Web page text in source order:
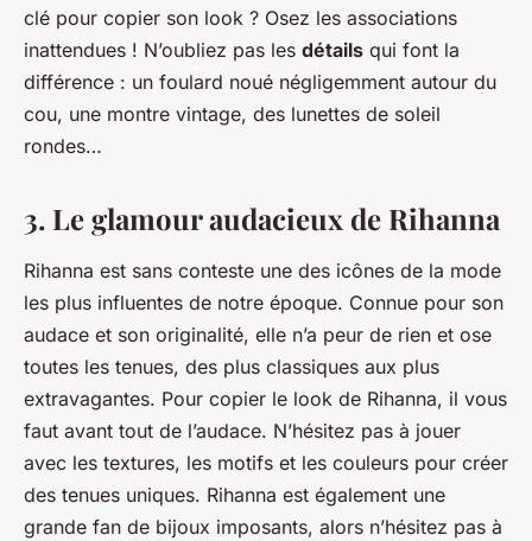
clé pour copier son look ? Osez les associations
inattendues ! N’oubliez pas les détails qui font la
différence : un foulard noué négligemment autour du
cou, une montre vintage, des lunettes de soleil
rondes…
3. Le glamour audacieux de Rihanna
Rihanna est sans conteste une des icônes de la mode
les plus influentes de notre époque. Connue pour son
audace et son originalité, elle n’a peur de rien et ose
toutes les tenues, des plus classiques aux plus
extravagantes. Pour copier le look de Rihanna, il vous
faut avant tout de l’audace. N’hésitez pas à jouer
avec les textures, les motifs et les couleurs pour créer
des tenues uniques. Rihanna est également une
grande fan de bijoux imposants, alors n’hésitez pas à